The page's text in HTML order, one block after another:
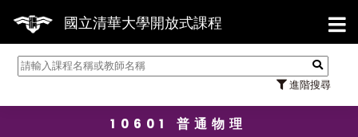
國立清華大學開放式課程
進階搜尋
【7/31
10601 普通物理